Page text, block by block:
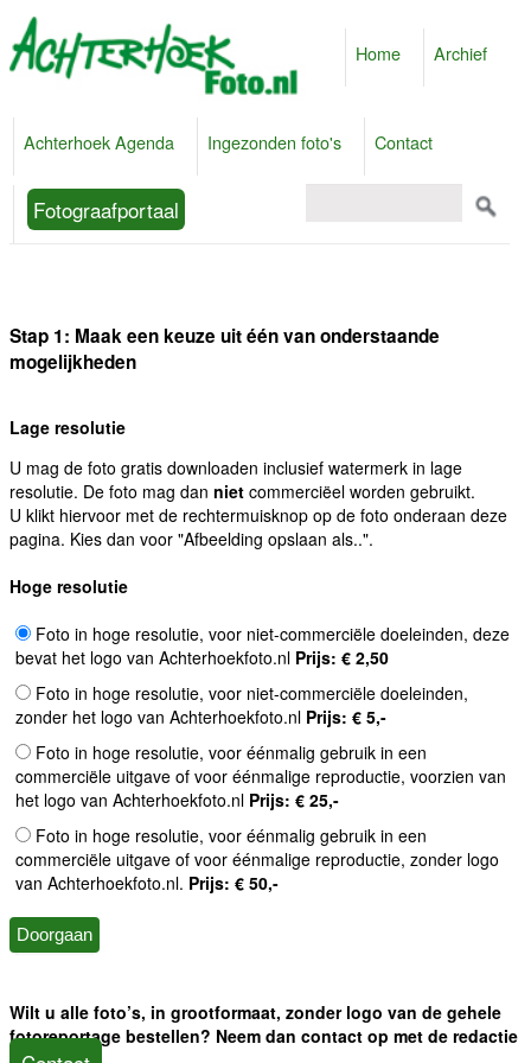
Home Archief
Achterhoek Agenda Ingezonden foto's Contact
Fotograafportaal
Stap 1: Maak een keuze uit één van onderstaande
mogelijkheden
Lage resolutie
U mag de foto gratis downloaden inclusief watermerk in lage
resolutie. De foto mag dan niet commerciëel worden gebruikt.
U klikt hiervoor met de rechtermuisknop op de foto onderaan deze
pagina. Kies dan voor "Afbeelding opslaan als..".
Hoge resolutie
Foto in hoge resolutie, voor niet-commerciële doeleinden, deze
bevat het logo van Achterhoekfoto.nl Prijs: € 2,50
Foto in hoge resolutie, voor niet-commerciële doeleinden,
zonder het logo van Achterhoekfoto.nl Prijs: € 5,-
Foto in hoge resolutie, voor éénmalig gebruik in een
commerciële uitgave of voor éénmalige reproductie, voorzien van
het logo van Achterhoekfoto.nl Prijs: € 25,-
Foto in hoge resolutie, voor éénmalig gebruik in een
commerciële uitgave of voor éénmalige reproductie, zonder logo
van Achterhoekfoto.nl. Prijs: € 50,-
Wilt u alle foto’s, in grootformaat, zonder logo van de gehele
fotoreportage bestellen? Neem dan contact op met de redactie